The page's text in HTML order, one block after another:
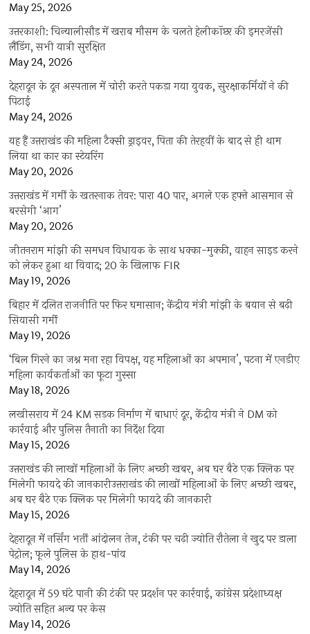
May 25, 2026
उत्तरकाशी: चिन्यालीसौड़ में खराब मौसम के चलते हेलीकॉप्टर की इमरजेंसी
लैंडिंग, सभी यात्री सुरक्षित
May 24, 2026
देहरादून के दून अस्पताल में चोरी करते पकड़ा गया युवक, सुरक्षाकर्मियों ने की
पिटाई
May 24, 2026
यह हैं उत्तराखंड की महिला टैक्सी ड्राइवर, पिता की तेरहवीं के बाद से ही थाम
लिया था कार का स्टेयरिंग
May 20, 2026
उत्तराखंड में गर्मी के खतरनाक तेवर: पारा 40 पार, अगले एक हफ्ते आसमान से
बरसेगी ‘आग’
May 20, 2026
जीतनराम मांझी की समधन विधायक के साथ धक्का-मुक्की, वाहन साइड करने
को लेकर हुआ था विवाद; 20 के खिलाफ FIR
May 19, 2026
बिहार में दलित राजनीति पर फिर घमासान; केंद्रीय मंत्री मांझी के बयान से बढ़ी
सियासी गर्मी
May 19, 2026
‘बिल गिरने का जश्न मना रहा विपक्ष, यह महिलाओं का अपमान’, पटना में एनडीए
महिला कार्यकर्ताओं का फूटा गुस्सा
May 18, 2026
लखीसराय में 24 KM सड़क निर्माण में बाधाएं दूर, केंद्रीय मंत्री ने DM को
कार्रवाई और पुलिस तैनाती का निर्देश दिया
May 15, 2026
उत्तराखंड की लाखों महिलाओं के लिए अच्छी खबर, अब घर बैठे एक क्लिक पर
मिलेगी फायदे की जानकारीउत्तराखंड की लाखों महिलाओं के लिए अच्छी खबर,
अब घर बैठे एक क्लिक पर मिलेगी फायदे की जानकारी
May 15, 2026
देहरादून में नर्सिंग भर्ती आंदोलन तेज, टंकी पर चढ़ी ज्योति रौतेला ने खुद पर डाला
पेट्रोल; फूले पुलिस के हाथ-पांव
May 14, 2026
देहरादून में 59 घंटे पानी की टंकी पर प्रदर्शन पर कार्रवाई, कांग्रेस प्रदेशाध्यक्ष
ज्योति सहित अन्य पर केस
May 14, 2026